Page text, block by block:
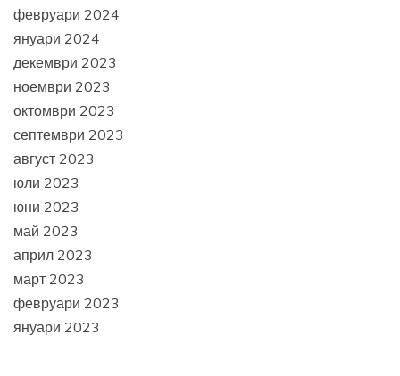
февруари 2024
януари 2024
декември 2023
ноември 2023
октомври 2023
септември 2023
август 2023
юли 2023
юни 2023
май 2023
април 2023
март 2023
февруари 2023
януари 2023